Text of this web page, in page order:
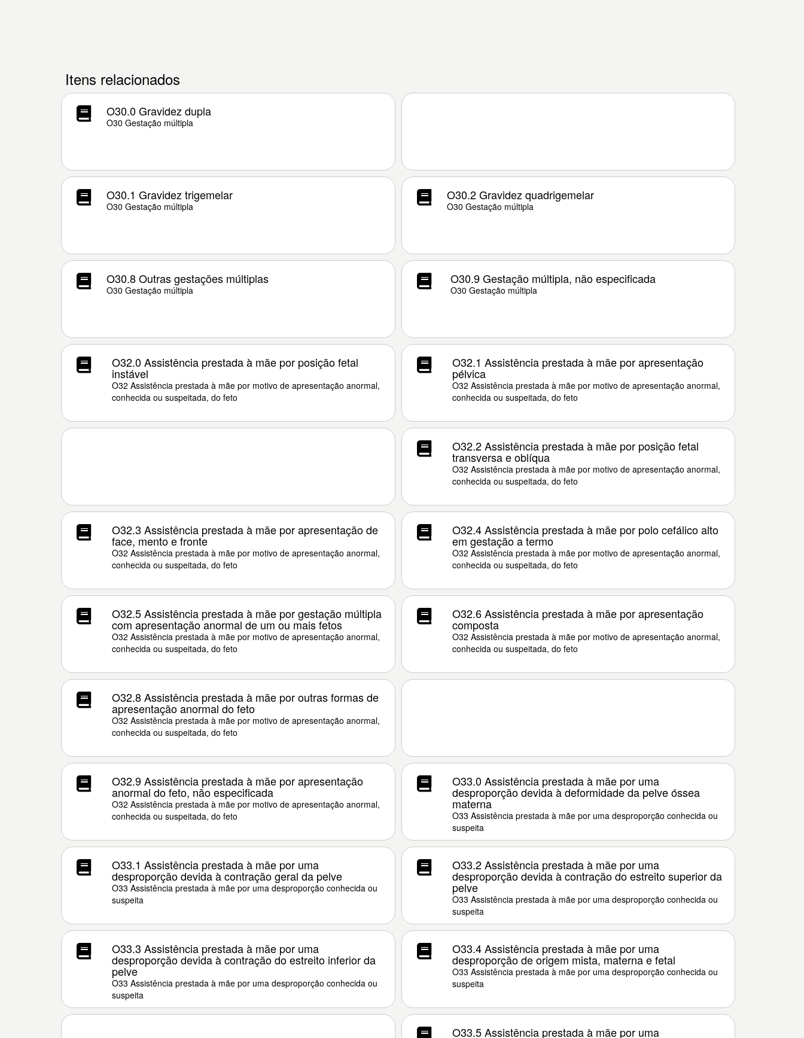
Itens relacionados
O30.0 Gravidez dupla
O30 Gestação múltipla
O30.1 Gravidez trigemelar
O30 Gestação múltipla
O30.2 Gravidez quadrigemelar
O30 Gestação múltipla
O30.8 Outras gestações múltiplas
O30 Gestação múltipla
O30.9 Gestação múltipla, não especificada
O30 Gestação múltipla
O32.0 Assistência prestada à mãe por posição fetal
instável
O32 Assistência prestada à mãe por motivo de apresentação anormal,
conhecida ou suspeitada, do feto
O32.1 Assistência prestada à mãe por apresentação
pélvica
O32 Assistência prestada à mãe por motivo de apresentação anormal,
conhecida ou suspeitada, do feto
O32.2 Assistência prestada à mãe por posição fetal
transversa e oblíqua
O32 Assistência prestada à mãe por motivo de apresentação anormal,
conhecida ou suspeitada, do feto
O32.3 Assistência prestada à mãe por apresentação de
face, mento e fronte
O32 Assistência prestada à mãe por motivo de apresentação anormal,
conhecida ou suspeitada, do feto
O32.4 Assistência prestada à mãe por polo cefálico alto
em gestação a termo
O32 Assistência prestada à mãe por motivo de apresentação anormal,
conhecida ou suspeitada, do feto
O32.5 Assistência prestada à mãe por gestação múltipla
com apresentação anormal de um ou mais fetos
O32 Assistência prestada à mãe por motivo de apresentação anormal,
conhecida ou suspeitada, do feto
O32.6 Assistência prestada à mãe por apresentação
composta
O32 Assistência prestada à mãe por motivo de apresentação anormal,
conhecida ou suspeitada, do feto
O32.8 Assistência prestada à mãe por outras formas de
apresentação anormal do feto
O32 Assistência prestada à mãe por motivo de apresentação anormal,
conhecida ou suspeitada, do feto
O32.9 Assistência prestada à mãe por apresentação
anormal do feto, não especificada
O32 Assistência prestada à mãe por motivo de apresentação anormal,
conhecida ou suspeitada, do feto
O33.0 Assistência prestada à mãe por uma
desproporção devida à deformidade da pelve óssea
materna
O33 Assistência prestada à mãe por uma desproporção conhecida ou
suspeita
O33.1 Assistência prestada à mãe por uma
desproporção devida à contração geral da pelve
O33 Assistência prestada à mãe por uma desproporção conhecida ou
suspeita
O33.2 Assistência prestada à mãe por uma
desproporção devida à contração do estreito superior da
pelve
O33 Assistência prestada à mãe por uma desproporção conhecida ou
suspeita
O33.3 Assistência prestada à mãe por uma
desproporção devida à contração do estreito inferior da
pelve
O33 Assistência prestada à mãe por uma desproporção conhecida ou
suspeita
O33.4 Assistência prestada à mãe por uma
desproporção de origem mista, materna e fetal
O33 Assistência prestada à mãe por uma desproporção conhecida ou
suspeita
O33.5 Assistência prestada à mãe por uma